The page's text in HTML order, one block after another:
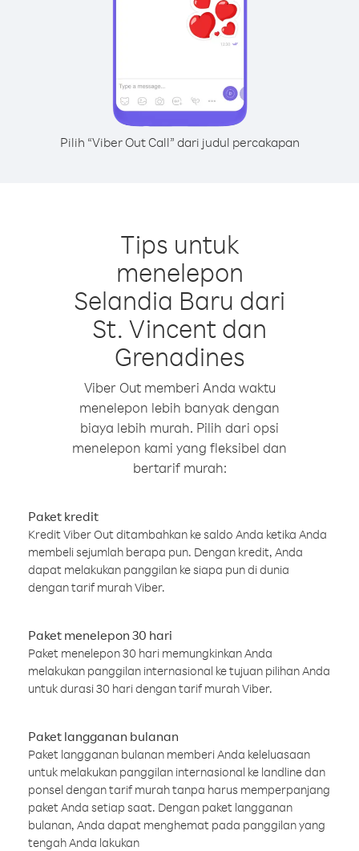
Pilih “Viber Out Call” dari judul percakapan
Tips untuk
menelepon
Selandia Baru dari
St. Vincent dan
Grenadines
Viber Out memberi Anda waktu
menelepon lebih banyak dengan
biaya lebih murah. Pilih dari opsi
menelepon kami yang fleksibel dan
bertarif murah:
Paket kredit
Kredit Viber Out ditambahkan ke saldo Anda ketika Anda
membeli sejumlah berapa pun. Dengan kredit, Anda
dapat melakukan panggilan ke siapa pun di dunia
dengan tarif murah Viber.
Paket menelepon 30 hari
Paket menelepon 30 hari memungkinkan Anda
melakukan panggilan internasional ke tujuan pilihan Anda
untuk durasi 30 hari dengan tarif murah Viber.
Paket langganan bulanan
Paket langganan bulanan memberi Anda keleluasaan
untuk melakukan panggilan internasional ke landline dan
ponsel dengan tarif murah tanpa harus memperpanjang
paket Anda setiap saat. Dengan paket langganan
bulanan, Anda dapat menghemat pada panggilan yang
tengah Anda lakukan